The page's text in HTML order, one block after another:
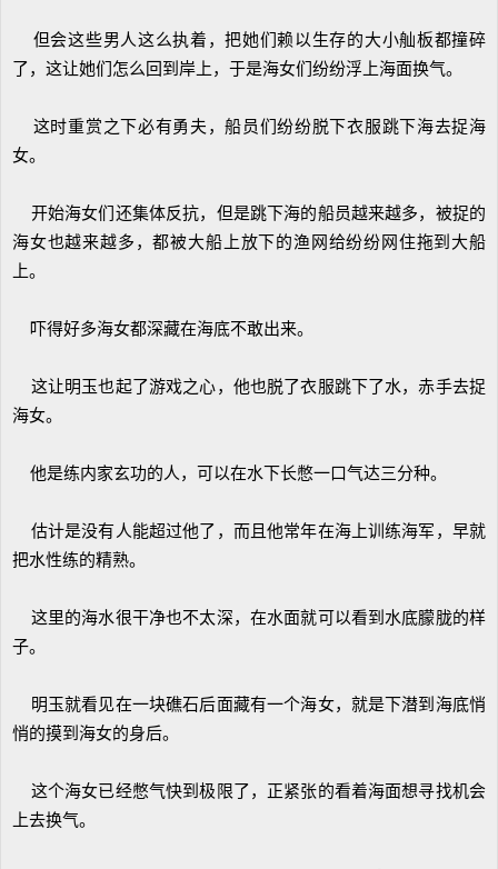
但会这些男人这么执着，把她们赖以生存的大小舢板都撞碎
了，这让她们怎么回到岸上，于是海女们纷纷浮上海面换气。
这时重赏之下必有勇夫，船员们纷纷脱下衣服跳下海去捉海
女。
开始海女们还集体反抗，但是跳下海的船员越来越多，被捉的
海女也越来越多，都被大船上放下的渔网给纷纷网住拖到大船
上。
吓得好多海女都深藏在海底不敢出来。
这让明玉也起了游戏之心，他也脱了衣服跳下了水，赤手去捉
海女。
他是练内家玄功的人，可以在水下长憋一口气达三分种。
估计是没有人能超过他了，而且他常年在海上训练海军，早就
把水性练的精熟。
这里的海水很干净也不太深，在水面就可以看到水底朦胧的样
子。
明玉就看见在一块礁石后面藏有一个海女，就是下潜到海底悄
悄的摸到海女的身后。
这个海女已经憋气快到极限了，正紧张的看着海面想寻找机会
上去换气。